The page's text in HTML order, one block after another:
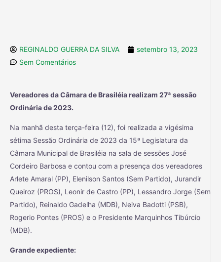
REGINALDO GUERRA DA SILVA
setembro 13, 2023
Sem Comentários
Vereadores da Câmara de Brasiléia realizam 27ª sessão
Ordinária de 2023.
Na manhã desta terça-feira (12), foi realizada a vigésima
sétima Sessão Ordinária de 2023 da 15ª Legislatura da
Câmara Municipal de Brasiléia na sala de sessões José
Cordeiro Barbosa e contou com a presença dos vereadores
Arlete Amaral (PP), Elenilson Santos (Sem Partido), Jurandir
Queiroz (PROS), Leonir de Castro (PP), Lessandro Jorge (Sem
Partido), Reinaldo Gadelha (MDB), Neiva Badotti (PSB),
Rogerio Pontes (PROS) e o Presidente Marquinhos Tibúrcio
(MDB).
Grande expediente: